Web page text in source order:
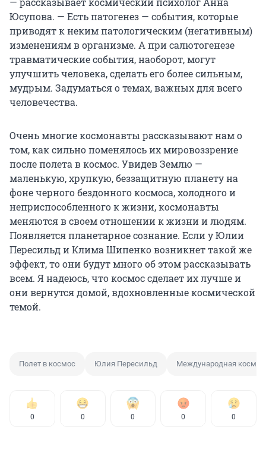
Юсупова. — Есть патогенез — события, которые
приводят к неким патологическим (негативным)
изменениям в организме. А при салютогенезе
травматические события, наоборот, могут
улучшить человека, сделать его более сильным,
мудрым. Задуматься о темах, важных для всего
человечества.
Очень многие космонавты рассказывают нам о
том, как сильно поменялось их мировоззрение
после полета в космос. Увидев Землю —
маленькую, хрупкую, беззащитную планету на
фоне черного бездонного космоса, холодного и
неприспособленного к жизни, космонавты
меняются в своем отношении к жизни и людям.
Появляется планетарное сознание. Если у Юлии
Пересильд и Клима Шипенко возникнет такой же
эффект, то они будут много об этом рассказывать
всем. Я надеюсь, что космос сделает их лучше и
они вернутся домой, вдохновленные космической
темой.
Полет в космос Юлия Пересильд Международная
0 0 0 0 0